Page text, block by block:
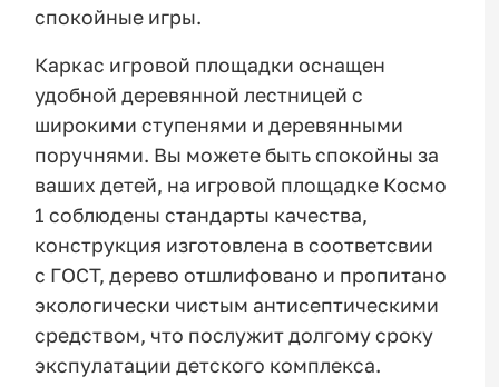
спокойные игры.
Каркас игровой площадки оснащен
удобной деревянной лестницей с
широкими ступенями и деревянными
поручнями. Вы можете быть спокойны за
ваших детей, на игровой площадке Космо
1 соблюдены стандарты качества,
конструкция изготовлена в соответсвии
с ГОСТ, дерево отшлифовано и пропитано
экологически чистым антисептическими
средством, что послужит долгому сроку
экспулатации детского комплекса.